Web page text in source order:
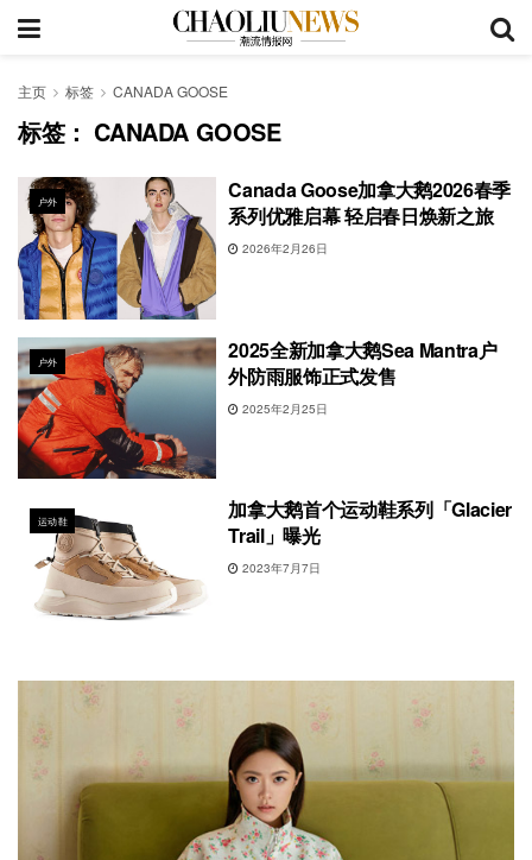
主页 标签 CANADA GOOSE
标签： CANADA GOOSE
户外
Canada Goose加拿大鹅2026春季
系列优雅启幕 轻启春日焕新之旅
2026年2月26日
户外
2025全新加拿大鹅Sea Mantra户
外防雨服饰正式发售
2025年2月25日
运动鞋
加拿大鹅首个运动鞋系列「Glacier
Trail」曝光
2023年7月7日